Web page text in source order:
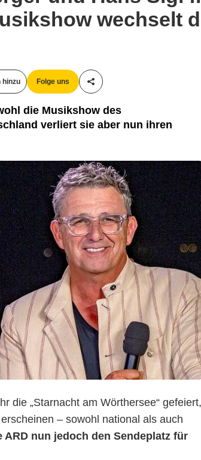
wechselt
hinzu Folge uns
Teile diesen Artikel
die Musikshow des
verliert sie aber nun ihren
die „Starnacht am Wörthersee“ gefeiert,
– sowohl national als auch
ARD nun jedoch den Sendeplatz für